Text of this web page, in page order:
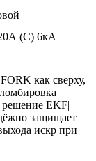
(C) 6кА
как сверху,
решение EKF|
защищает
искр при